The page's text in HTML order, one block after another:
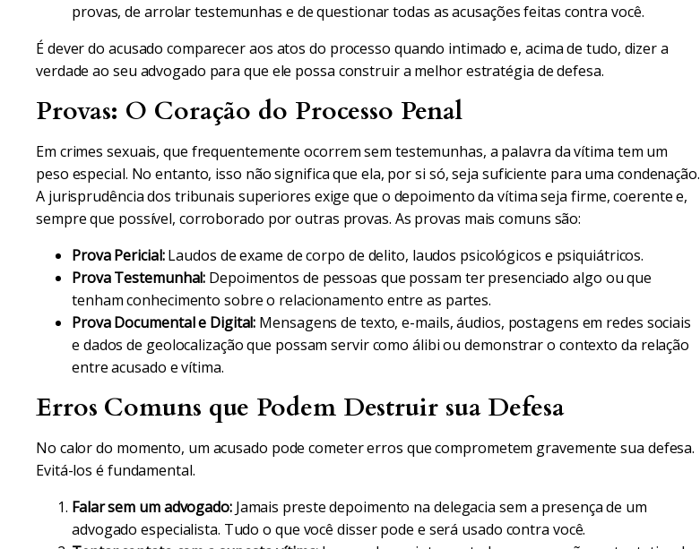
provas, de arrolar testemunhas e de questionar todas as acusações feitas contra você.
É dever do acusado comparecer aos atos do processo quando intimado e, acima de tudo, dizer a
verdade ao seu advogado para que ele possa construir a melhor estratégia de defesa.
Provas: O Coração do Processo Penal
Em crimes sexuais, que frequentemente ocorrem sem testemunhas, a palavra da vítima tem um
peso especial. No entanto, isso não significa que ela, por si só, seja suficiente para uma condenação.
A jurisprudência dos tribunais superiores exige que o depoimento da vítima seja firme, coerente e,
sempre que possível, corroborado por outras provas. As provas mais comuns são:
Prova Pericial:Laudos de exame de corpo de delito, laudos psicológicos e psiquiátricos.
Prova Testemunhal: Depoimentos de pessoas que possam ter presenciado algo ou que
tenham conhecimento sobre o relacionamento entre as partes.
Prova Documental e Digital: Mensagens de texto, e-mails, áudios, postagens em redes sociais
e dados de geolocalização que possam servir como álibi ou demonstrar o contexto da relação
entre acusado e vítima.
Erros Comuns que Podem Destruir sua Defesa
No calor do momento, um acusado pode cometer erros que comprometem gravemente sua defesa.
Evitá-los é fundamental.
Falar sem um advogado:Jamais preste depoimento na delegacia sem a presença de um
advogado especialista. Tudo o que você disser pode e será usado contra você.